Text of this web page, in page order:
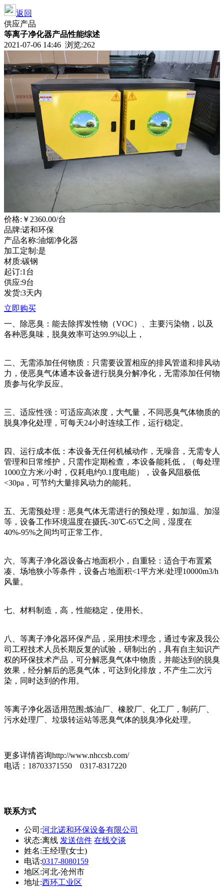
返回
供应产品
等离子净化器产品性能综述
2021-07-06 14:46 浏览:262
价格: ￥2360.00/台
品牌:诺和环保
产品名称:油烟净化器
加工定制:是
材质:碳钢
起订:1台
供应:9台
发货:3天内
立即购买
一、除恶臭：能去除挥发性物（VOC）、主要污染物，以及
各种恶臭味，脱臭效率可达99.9%以上，
二、无需添加任何物质：只需要设置相应的排风管道和排风动
力，使恶臭气体通本设备进行脱臭分解净化，无需添加任何物
质参与化学反应。
三、适应性强：可适应高浓度，大气量，不同恶臭气体物质的
脱臭净化处理，可每天24小时连续工作，运行稳定。
四、运行成本低：本设备无任何机械动作，无噪音，无需专人
管理和日常维护，只需作定期检查，本设备能耗低，（每处理
1000立方米/小时，仅耗电约0.1度电能），设备风阻极低
<30pa，可节约大量排风动力的能耗。
五、无需预处理：恶臭气体无需进行的预处理，如加温、加湿
等，设备工作环境温度在摄氏-30℃-65℃之间，湿度在
40%-95%之间均可正常工作。
六、等离子净化器设备占地面积小，自重轻：适合于布置紧
凑、场地狭小等条件，设备占地面积<1平方米/处理10000m3/h
风量。
七、材料制造，高，性能稳定，使用长。
八、等离子净化器环保产品，采用技术理念，通过专家及我公
司工程技术人员长期反复的试验，研制出的，具有自主知识产
权的环保技术产品，可分解恶臭气体中物质，并能达到的脱臭
效果，经分解后的恶臭气体，可达到化排放，不产生二次污
染，同时达到的作用。
等离子净化器适用范围;炼油厂、橡胶厂、化工厂，制药厂、
污水处理厂、垃圾转运站等恶臭气体的脱臭净化处理。
更多详情咨询http://www.nhccsb.com/
电话：18703371550 0317-8317220
联系方式
公司:河北诺和环保设备有限公司
状态:离线 发送信件 在线交谈
姓名:王经理(女士)
电话:0317-8080159
地区:河北-沧州市
地址:西环工业区